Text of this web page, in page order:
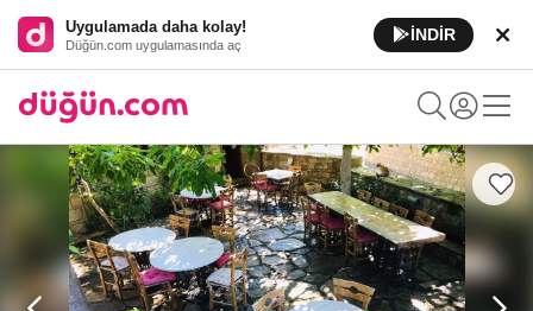
Uygulamada daha kolay!
Düğün.com uygulamasında aç
İNDİR